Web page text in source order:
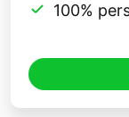
100%